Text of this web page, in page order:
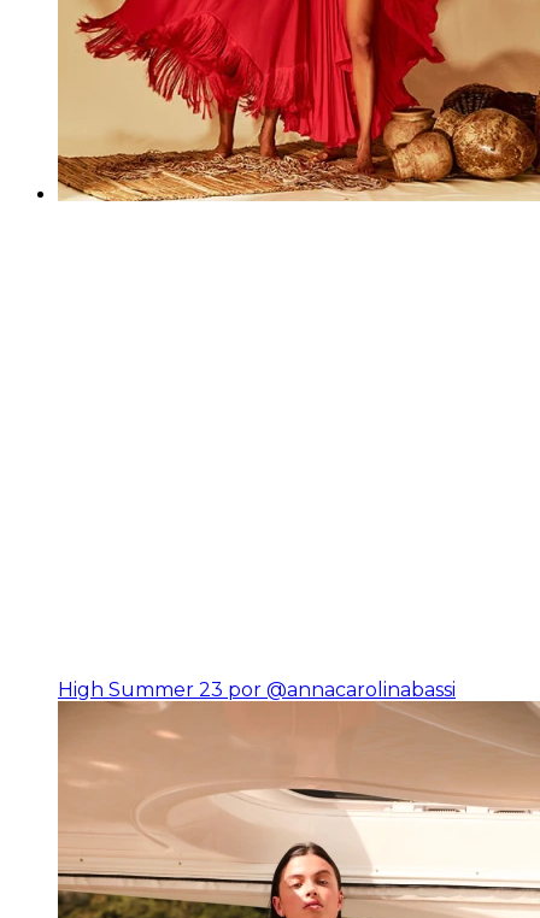
High Summer 23 por @annacarolinabassi